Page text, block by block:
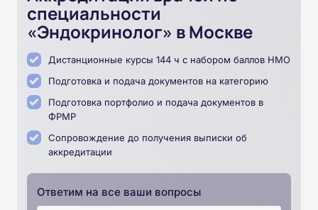
специальности
«Эндокринолог» в Москве
Дистанционные курсы 144 ч с набором баллов НМО
Подготовка и подача документов на категорию
Подготовка портфолио и подача документов в
ФРМР
Сопровождение до получения выписки об
аккредитации
Ответим на все ваши вопросы